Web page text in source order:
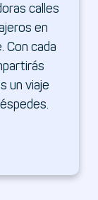
calles
en
Con cada
un viaje